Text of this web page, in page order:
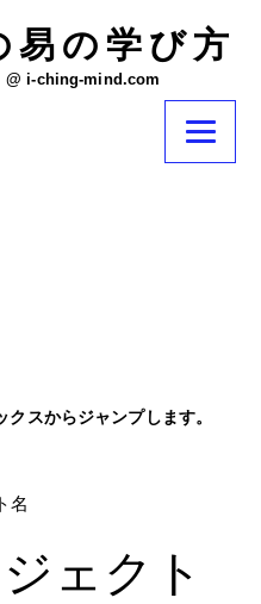
易の学び方
クスからジャンプします。
@ i-ching-mind.com
名
ェクト